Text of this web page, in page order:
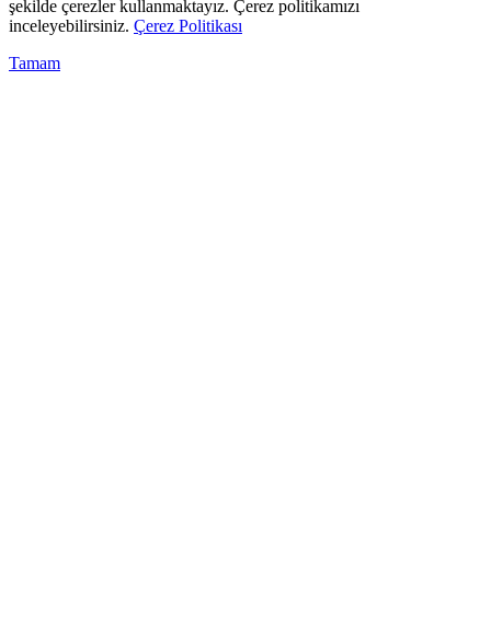
şekilde çerezler kullanmaktayız. Çerez politikamızı
inceleyebilirsiniz. Çerez Politikası
Tamam